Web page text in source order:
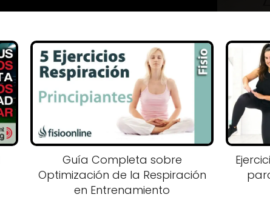
Guía Completa sobre
Optimización de la Respiración
en Entrenamiento